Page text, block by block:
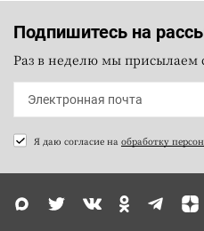
Подпишитесь на
Раз в неделю мы присылаем
Я даю согласие на обработку